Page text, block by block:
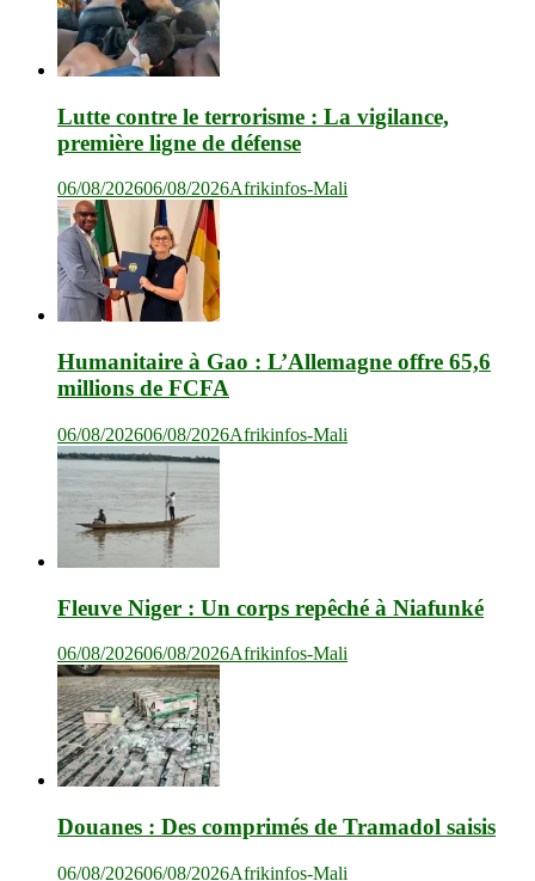
Lutte contre le terrorisme : La vigilance,
première ligne de défense
06/08/202606/08/2026Afrikinfos-Mali
Humanitaire à Gao : L’Allemagne offre 65,6
millions de FCFA
06/08/202606/08/2026Afrikinfos-Mali
Fleuve Niger : Un corps repêché à Niafunké
06/08/202606/08/2026Afrikinfos-Mali
Douanes : Des comprimés de Tramadol saisis
06/08/202606/08/2026Afrikinfos-Mali